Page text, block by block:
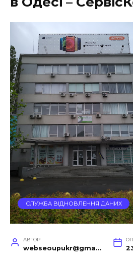
СЛУЖБА ВІДНОВЛЕННЯ ДАНИХ
АВТОР
webseoupukr@gmail.com